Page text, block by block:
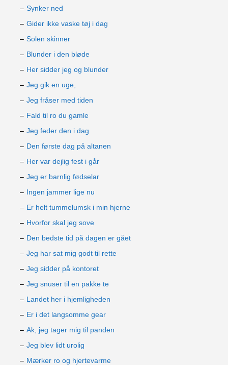
Synker ned
Gider ikke vaske tøj i dag
Solen skinner
Blunder i den bløde
Her sidder jeg og blunder
Jeg gik en uge,
Jeg fråser med tiden
Fald til ro du gamle
Jeg feder den i dag
Den første dag på altanen
Her var dejlig fest i går
Jeg er barnlig fødselar
Ingen jammer lige nu
Er helt tummelumsk i min hjerne
Hvorfor skal jeg sove
Den bedste tid på dagen er gået
Jeg har sat mig godt til rette
Jeg sidder på kontoret
Jeg snuser til en pakke te
Landet her i hjemligheden
Er i det langsomme gear
Ak, jeg tager mig til panden
Jeg blev lidt urolig
Mærker ro og hjertevarme